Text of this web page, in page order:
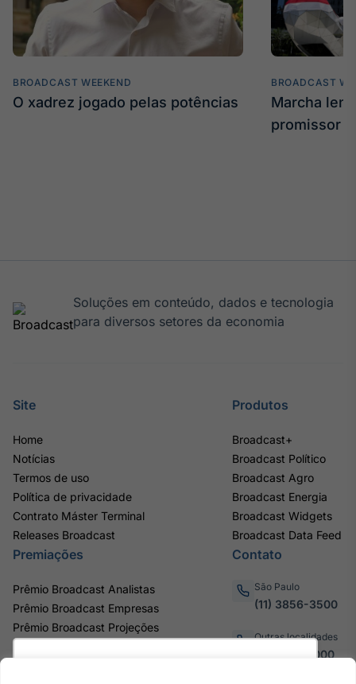
BROADCAST WEEKEND
O xadrez jogado pelas potências
BROADCAST
Marcha
promissor
Soluções em conteúdo, dados e tecnologia
para diversos setores da economia
Site
Home
Notícias
Termos de uso
Política de privacidade
Contrato Máster Terminal
Releases Broadcast
Produtos
Broadcast+
Broadcast Político
Broadcast Agro
Broadcast Energia
Broadcast Widgets
Broadcast Data Feed
Premiações
Prêmio Broadcast Analistas
Prêmio Broadcast Empresas
Prêmio Broadcast Projeções
Contato
São Paulo
(11) 3856-3500
Outras localidades
0800.011.3000